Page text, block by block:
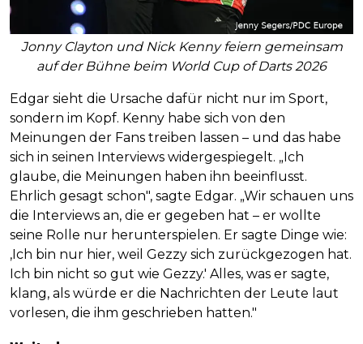
Jonny Clayton und Nick Kenny feiern gemeinsam
auf der Bühne beim World Cup of Darts 2026
Edgar sieht die Ursache dafür nicht nur im Sport,
sondern im Kopf. Kenny habe sich von den
Meinungen der Fans treiben lassen – und das habe
sich in seinen Interviews widergespiegelt. „Ich
glaube, die Meinungen haben ihn beeinflusst.
Ehrlich gesagt schon", sagte Edgar. „Wir schauen uns
die Interviews an, die er gegeben hat – er wollte
seine Rolle nur herunterspielen. Er sagte Dinge wie:
‚Ich bin nur hier, weil Gezzy sich zurückgezogen hat.
Ich bin nicht so gut wie Gezzy.' Alles, was er sagte,
klang, als würde er die Nachrichten der Leute laut
vorlesen, die ihm geschrieben hatten."